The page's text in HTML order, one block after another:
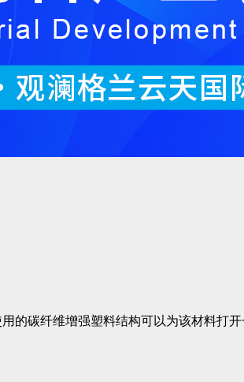
的碳纤维增强塑料结构可以为该材料打开